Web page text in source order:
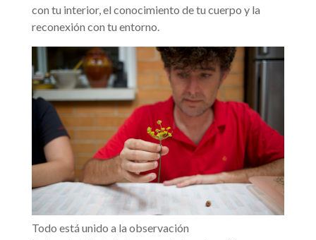
con tu interior, el conocimiento de tu cuerpo y la
reconexión con tu entorno.
Todo está unido a la observación